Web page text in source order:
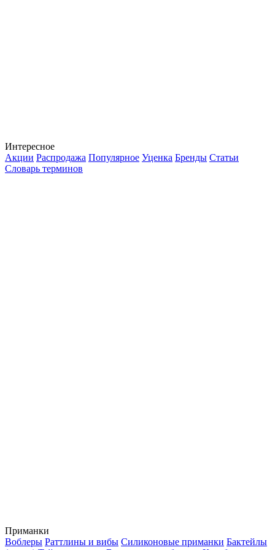
Интересное
Акции Распродажа Популярное Уценка Бренды Статьи
Словарь терминов
Приманки
Воблеры Раттлины и вибы Силиконовые приманки Бактейлы